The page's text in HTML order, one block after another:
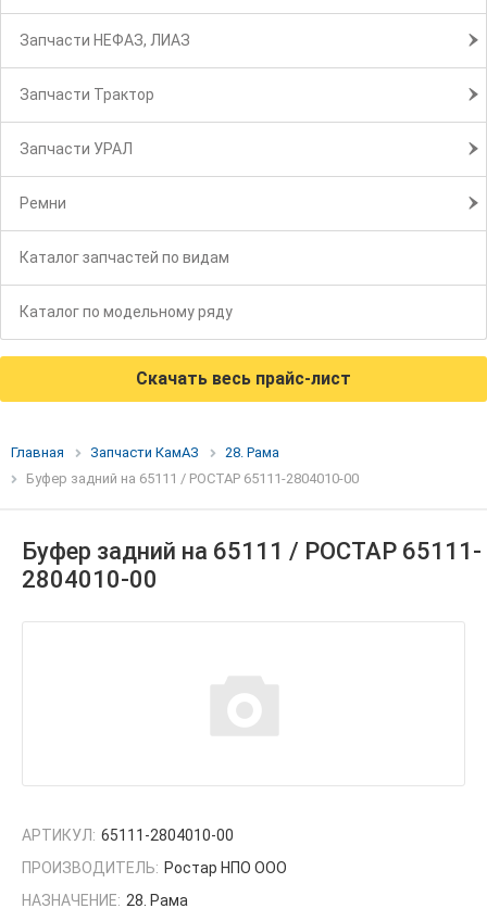
Запчасти НЕФАЗ, ЛИАЗ
Запчасти Трактор
Запчасти УРАЛ
Ремни
Каталог запчастей по видам
Каталог по модельному ряду
Скачать весь прайс-лист
Главная Запчасти КамАЗ
28. Рама
Буфер задний на 65111 / РОСТАР 65111-2804010-00
Буфер задний на 65111 / РОСТАР 65111-
2804010-00
АРТИКУЛ: 65111-2804010-00
ПРОИЗВОДИТЕЛЬ: Ростар НПО ООО
НАЗНАЧЕНИЕ: 28. Рама